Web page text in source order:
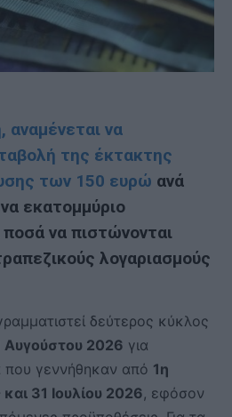
αναμένεται να
της έκτακτης
των 150 ευρώ ανά
εκατομμύριο
ποσά να πιστώνονται
λογαριασμούς
δεύτερος κύκλος
Αυγούστου 2026 για
που γεννήθηκαν από 1η
31 Ιουλίου 2026, εφόσον